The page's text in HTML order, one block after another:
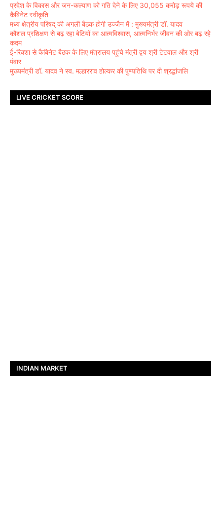
प्रदेश के विकास और जन-कल्याण को गति देने के लिए 30,055 करोड़ रूपये की
कैबिनेट स्वीकृति
मध्य क्षेत्रीय परिषद् की अगली बैठक होगी उज्जैन में : मुख्यमंत्री डॉ. यादव
कौशल प्रशिक्षण से बढ़ रहा बेटियों का आत्मविश्वास, आत्मनिर्भर जीवन की ओर बढ़ रहे
कदम
ई-रिक्शा से कैबिनेट बैठक के लिए मंत्रालय पहुंचे मंत्री द्वय श्री टेटवाल और श्री
पंवार
मुख्यमंत्री डॉ. यादव ने स्व. मल्हारराव होल्कर की पुण्यतिथि पर दी श्रद्धांजलि
LIVE CRICKET SCORE
INDIAN MARKET